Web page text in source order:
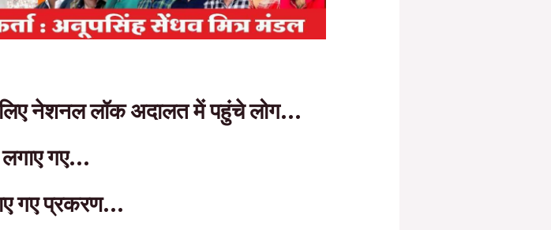
लिए नेशनल लॉक अदालत में पहुंचे लोग…
लगाए गए…
गए प्रकरण…